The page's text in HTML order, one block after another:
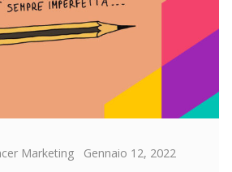
ispirare
Marketing
Posted
Gennaio 12, 2022